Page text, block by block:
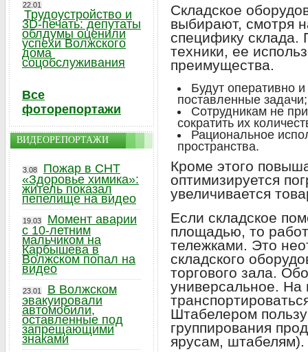
Складское
выбирают, смотря
специфику
техники, ее
преимущества.
Будут оперативно
поставленные задачи;
Сотрудникам не
сократить их
Рациональное
пространства.
Кроме этого
оптимизируется
увеличивается
Если складское
площадью, то
тележками. Это
складского
торгового зала.
универсальное. На
Штабелером
группирования
ярусам, штабелям).
22.01
Трудоустройство и
3D-печать: депутаты
облдумы оценили
успехи Волжского
дома
соцобслуживания
Все
фоторепортажи
ВИДЕОРЕПОРТАЖИ
3.08
Пожар в СНТ
«Здоровье химика»:
житель показал
пепелище на видео
19.03
Момент аварии
с 10-летним
мальчиком на
Карбышева в
Волжском попал на
видео
23.01
В Волжском
эвакуировали
автомобили,
оставленные под
запрещающими
знаками